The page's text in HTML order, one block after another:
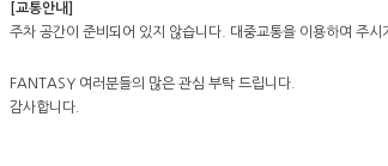
[교통안내]
주차 공간이 준비되어 있지 않습니다. 대중교통을 이용하여 주시
FANTASY 여러분들의 많은 관심 부탁 드립니다.
감사합니다.